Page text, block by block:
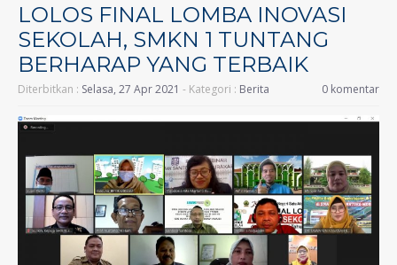
LOLOS FINAL LOMBA INOVASI
SEKOLAH, SMKN 1 TUNTANG
BERHARAP YANG TERBAIK
Diterbitkan : Selasa, 27 Apr 2021 - Kategori : Berita 0 komentar